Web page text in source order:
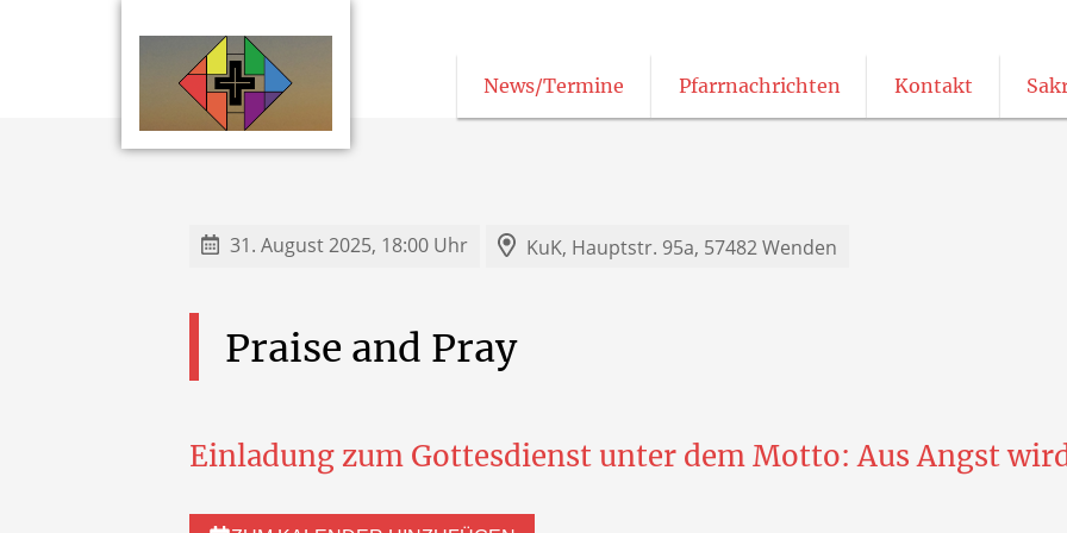
News/Termine Pfarrnachrichten Kontakt
31. August 2025, 18:00 Uhr KuK, Hauptstr. 95a, 57482 Wenden
Praise and Pray
Einladung zum Gottesdienst unter dem Motto: Aus Angst